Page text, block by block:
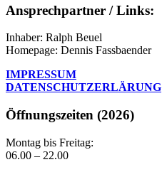
Ansprechpartner / Links:
Inhaber: Ralph Beuel
Homepage: Dennis Fassbaender
IMPRESSUM
DATENSCHUTZERLÄRUNG
Öffnungszeiten (2026)
Montag bis Freitag:
06.00 – 22.00